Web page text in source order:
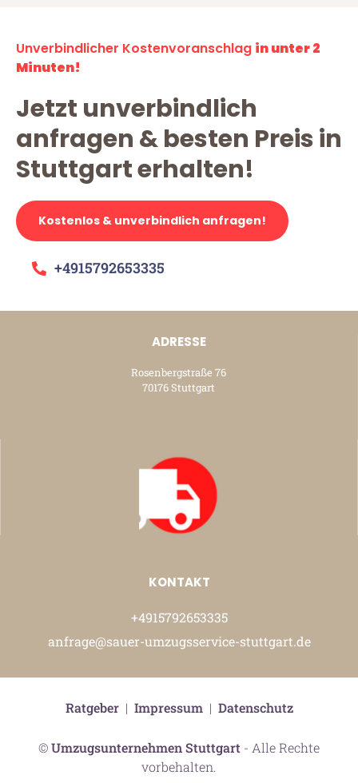
Unverbindlicher Kostenvoranschlag in unter 2
Minuten!
Jetzt unverbindlich
anfragen & besten Preis in
Stuttgart erhalten!
Kostenlos & unverbindlich anfragen!
+4915792653335
ADRESSE
Rosenbergstraße 76
70176 Stuttgart
KONTAKT
+4915792653335
anfrage@sauer-umzugsservice-stuttgart.de
©Umzugsunternehmen Stuttgart - Alle Rechte
vorbehalten.
Ratgeber| Impressum| Datenschutz